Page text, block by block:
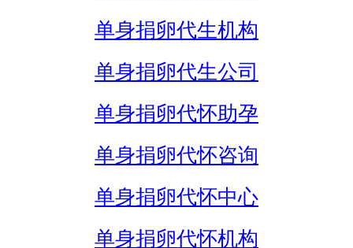
单身捐卵代生机构
单身捐卵代生公司
单身捐卵代怀助孕
单身捐卵代怀咨询
单身捐卵代怀中心
单身捐卵代怀机构